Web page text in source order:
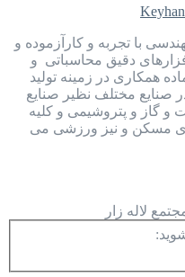
با تجربه و کارآزموده و
دقیق محاسباتی و
همکاری در زمینه تولید
صنایع مختلف نظیر صنایع
و گاز و پتروشیمی و کلیه
مسکن و نیز ورزشی می
لاله زار